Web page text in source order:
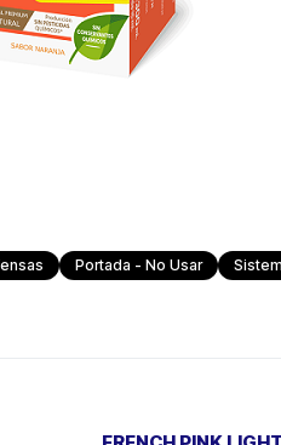
Portada - No Usar